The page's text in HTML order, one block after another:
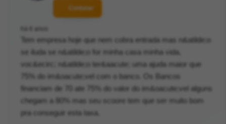
Contatar
há 6 anos
Tem empresa hoje que nem cobra entrada mas n&atilde;o
se iluda se n&atilde;o for minha casa minha vida,
voc&ecirc; n&atilde;o ter&aacute; uma ajuda maior que
75% do im&oacute;vel com o banco. Os Bancos
financiam de 70 ate 75% do valor do im&oacute;vel alguns
chegam a 80% mas seu scoore tem que ser muito bom
pra conseguir esta taxa.